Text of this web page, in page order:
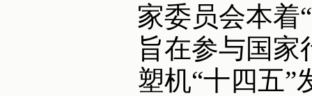
家委员会本着
旨在参与国
塑机“十四五